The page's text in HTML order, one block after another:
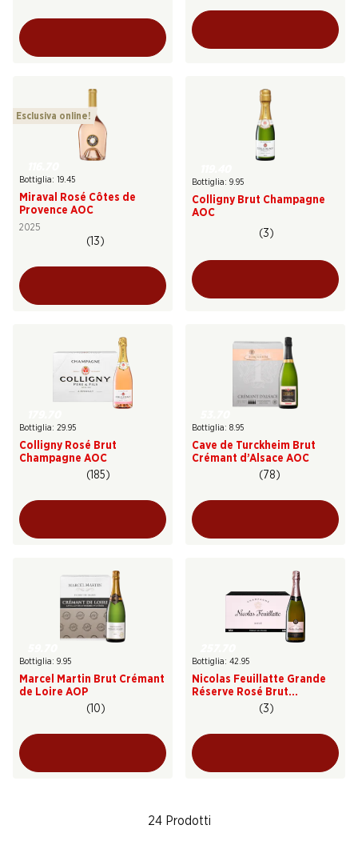
Esclusiva online!
Bottiglia: 19.45
Miraval Rosé Côtes de
Provence AOC
2025
(13)
Bottiglia: 9.95
Colligny Brut Champagne
AOC
(3)
Bottiglia: 29.95
Colligny Rosé Brut
Champagne AOC
(185)
Bottiglia: 8.95
Cave de Turckheim Brut
Crémant d’Alsace AOC
(78)
Bottiglia: 9.95
Marcel Martin Brut Crémant
de Loire AOP
(10)
Bottiglia: 42.95
Nicolas Feuillatte Grande
Réserve Rosé Brut
Champagne AOC
(3)
24 Prodotti